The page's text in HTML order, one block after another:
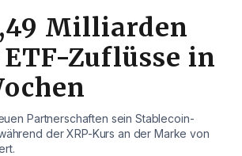
Milliarden
Zuflüsse in
Partnerschaften sein Stablecoin-
der XRP-Kurs an der Marke von